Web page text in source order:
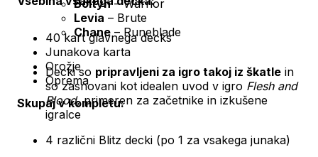
Boltyn– Warrior
Levia – Brute
Chane – Runeblade
Decki so pripravljeni za igro takoj iz škatle in
so zasnovani kot idealen uvod v igro Flesh and
Blood, primeren za začetnike in izkušene
igralce
40 kart glavnega decks
Junakova karta
Orožje
Oprema
Skupaj v kompletu:
4 različni Blitz decki (po 1 za vsakega junaka)